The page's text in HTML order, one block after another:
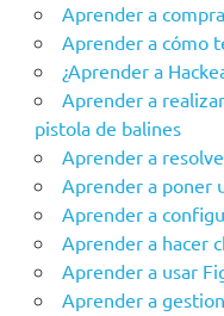
Aprender a
Aprender a cómo
¿Aprender a
Aprender a
pistola de balines
Aprender a
Aprender a poner
Aprender a
Aprender a hacer
Aprender a usar
Aprender a